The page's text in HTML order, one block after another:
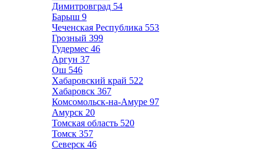
Димитровград 54
Барыш 9
Чеченская Республика 553
Грозный 399
Гудермес 46
Аргун 37
Ош 546
Хабаровский край 522
Хабаровск 367
Комсомольск-на-Амуре 97
Амурск 20
Томская область 520
Томск 357
Северск 46